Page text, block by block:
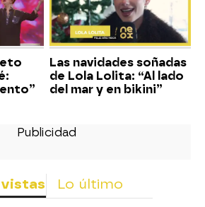
Las navidades soñadas
de Lola Lolita: “Al lado
del mar y en bikini”
vistas Lo último